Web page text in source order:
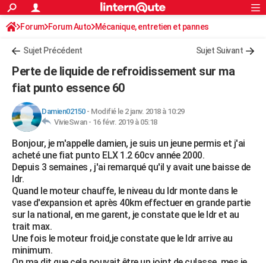
ACTUALITÉS
Politique
Société
Faits Divers
Education
Monde
Villes
+
Programme TV
TNTStreaming
Cinéma
Sorties cinéma
Musique
+FINANCE
Retraite
Impôts
Epargne
Immobilier
Risques naturels par ville
Banque
Assurance
Crédit
AUTO
Essais
Réserver un essai
Citadines
Berlines
SUV
Forum auto
HIGH-TECH
Mobiles
Meilleur smartphone
Internet
Ordinateurs
Jeux vidéo
Guide high-tech
+BRICOLAGE
Forum
Aménagement intérieur
Extérieur
Cuisine
Salle de bains
Jardinage
Rangement
WEEK-END
Guides de France
Escapades
Patrimoine
Expositions
Musées
Week-end nature
+LIFESTYLE
Art de vivre
Bien-être
Loisirs
Mode
Modes de vie
SANTE
Alimentation
Guide de la santé
Maladies
Médicaments
Sommeil
VOYAGE
Rechercher
S'inscrire
Connexion
Forum Forum Auto Mécanique, entretien et pannes
Sujet Précédent Sujet Suivant
Perte de liquide de refroidissement sur ma
fiat punto essence 60
Damien02150- Modifié le 2 janv. 2018 à 10:29
VivieSwan - 16 févr. 2019 à 05:18
Bonjour, je m'appelle damien, je suis un jeune permis et j'ai
acheté une fiat punto ELX 1.2 60cv année 2000.
Depuis 3 semaines , j'ai remarqué qu'il y avait une baisse de
ldr.
Quand le moteur chauffe, le niveau du ldr monte dans le
vase d'expansion et après 40km effectuer en grande partie
sur la national, en me garent, je constate que le ldr et au
trait max.
Une fois le moteur froid,je constate que le ldr arrive au
minimum.